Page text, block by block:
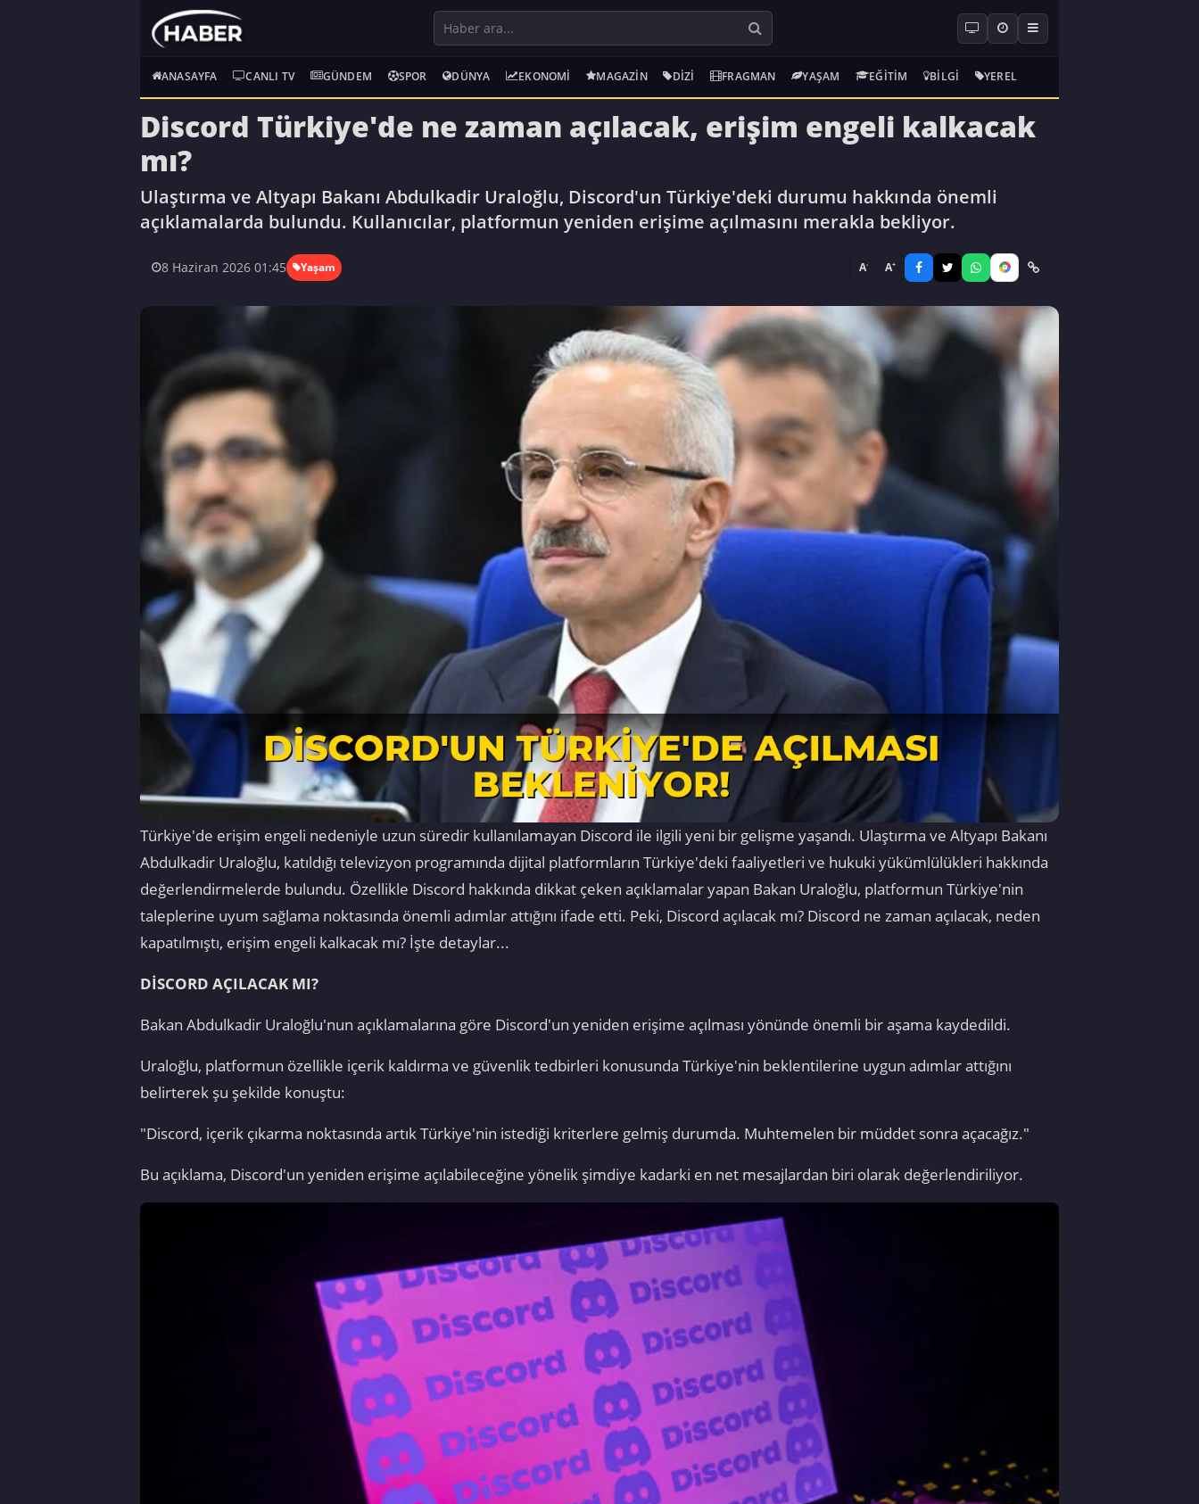
ANASAYFA CANLI TV GÜNDEM SPOR DÜNYA EKONOMI MAGAZIN DIZI FRAGMAN YAŞAM EĞITIM BILGI YEREL
Discord Türkiye'de ne zaman açılacak, erişim engeli kalkacak
mı?
Ulaştırma ve Altyapı Bakanı Abdulkadir Uraloğlu, Discord'un Türkiye'deki durumu hakkında önemli
açıklamalarda bulundu. Kullanıcılar, platformun yeniden erişime açılmasını merakla bekliyor.
8 Haziran 2026 01:45 Yaşam A- A+
Türkiye'de erişim engeli nedeniyle uzun süredir kullanılamayan Discord ile ilgili yeni bir gelişme yaşandı. Ulaştırma ve Altyapı Bakanı
Abdulkadir Uraloğlu, katıldığı televizyon programında dijital platformların Türkiye'deki faaliyetleri ve hukuki yükümlülükleri hakkında
değerlendirmelerde bulundu. Özellikle Discord hakkında dikkat çeken açıklamalar yapan Bakan Uraloğlu, platformun Türkiye'nin
taleplerine uyum sağlama noktasında önemli adımlar attığını ifade etti. Peki, Discord açılacak mı? Discord ne zaman açılacak, neden
kapatılmıştı, erişim engeli kalkacak mı? İşte detaylar...
DİSCORD AÇILACAK MI?
Bakan Abdulkadir Uraloğlu'nun açıklamalarına göre Discord'un yeniden erişime açılması yönünde önemli bir aşama kaydedildi.
Uraloğlu, platformun özellikle içerik kaldırma ve güvenlik tedbirleri konusunda Türkiye'nin beklentilerine uygun adımlar attığını
belirterek şu şekilde konuştu:
"Discord, içerik çıkarma noktasında artık Türkiye'nin istediği kriterlere gelmiş durumda. Muhtemelen bir müddet sonra açacağız."
Bu açıklama, Discord'un yeniden erişime açılabileceğine yönelik şimdiye kadarki en net mesajlardan biri olarak değerlendiriliyor.